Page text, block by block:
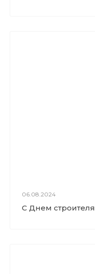
06.08.2024
С Днем строителя